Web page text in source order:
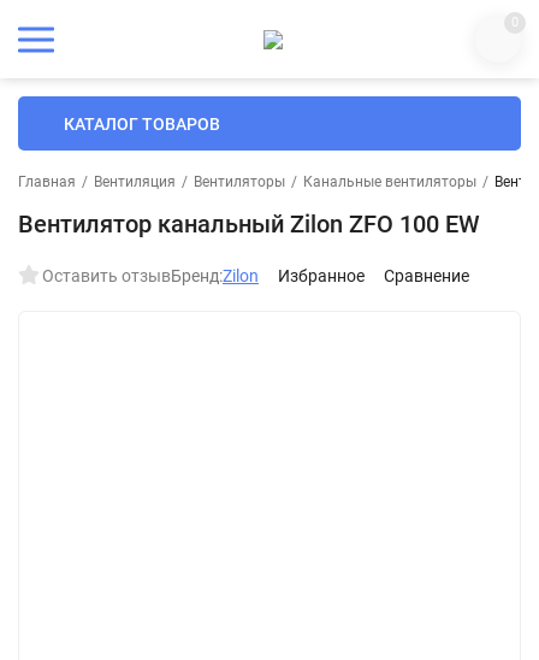
0
КАТАЛОГ ТОВАРОВ
Главная / Вентиляция / Вентиляторы / Канальные вентиляторы /
Вентилятор канальный Zilon ZFO 100 EW
Оставить отзывБренд:Zilon Избранное Сравнение